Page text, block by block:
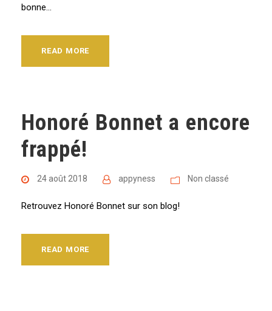
bonne...
READ MORE
Honoré Bonnet a encore
frappé!
24 août 2018 appyness Non classé
Retrouvez Honoré Bonnet sur son blog!
READ MORE